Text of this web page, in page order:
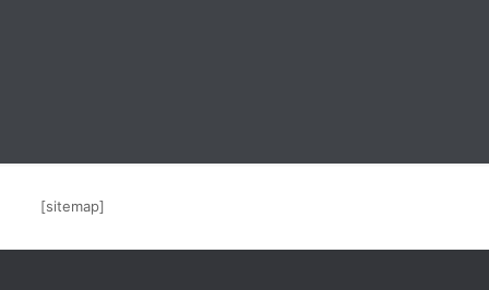
[sitemap]